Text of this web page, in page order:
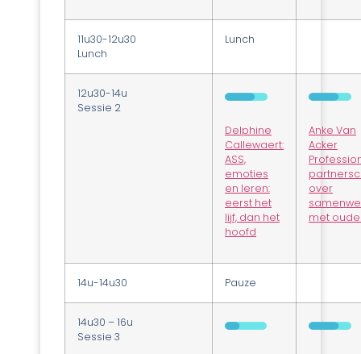
11u30-12u30
Lunch
Lunch
12u30-14u
Sessie 2
Delphine
Callewaert:
ASS,
emoties
en leren:
eerst het
lijf, dan het
hoofd
Anke Van
Acker
over
met
14u-14u30 Pauze
14u30 – 16u
Sessie 3